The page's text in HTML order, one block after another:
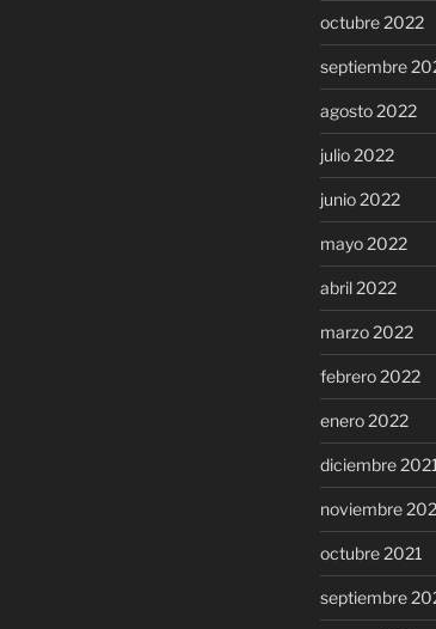
octubre 2022
septiembre
agosto 2022
julio 2022
junio 2022
mayo 2022
abril 2022
marzo 2022
febrero 2022
enero 2022
diciembre
noviembre
octubre 2021
septiembre